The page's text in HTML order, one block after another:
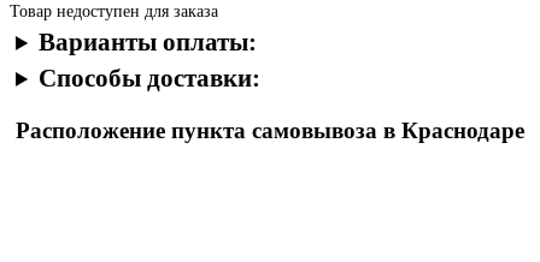
Товар недоступен для заказа
Варианты оплаты:
Способы доставки:
Расположение пункта самовывоза в Краснодаре